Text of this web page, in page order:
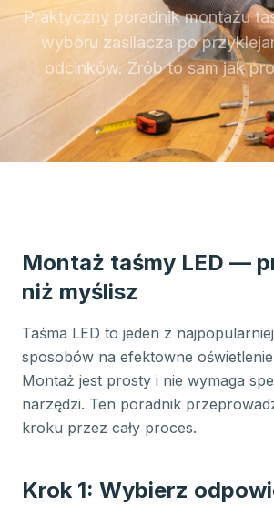
Praktyczny poradnik montażu
wyboru zasilacza po
odcinków. Zrób to sam jak
Montaż taśmy LED —
niż myślisz
Taśma LED to jeden z
sposobów na efektowne
Montaż jest prosty i nie wymaga
narzędzi. Ten poradnik
kroku przez cały proces.
Krok 1: Wybierz